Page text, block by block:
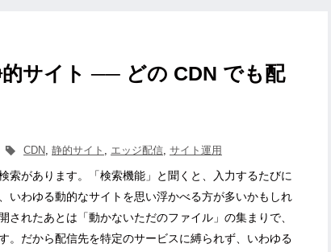
サイト ── どの CDN でも配
CDN 静的サイト エッジ配信 サイト運用
索があります。「検索機能」と聞くと、入力するたびに
いわゆる動的なサイトを思い浮かべる方が多いかもしれ
されたあとは「動かないただのファイル」の集まりで、
。だから配信先を特定のサービスに縛られず、いわゆる